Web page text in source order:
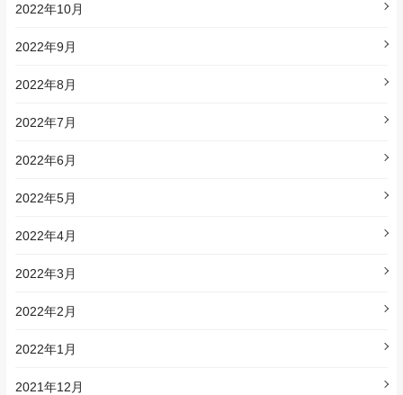
2022年10月
2022年9月
2022年8月
2022年7月
2022年6月
2022年5月
2022年4月
2022年3月
2022年2月
2022年1月
2021年12月